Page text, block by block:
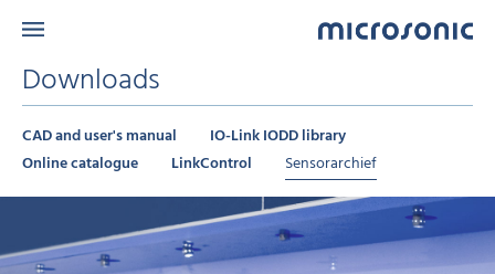
Downloads
CAD and user's manual
IO-Link IODD library
Online catalogue
LinkControl Sensorarchief